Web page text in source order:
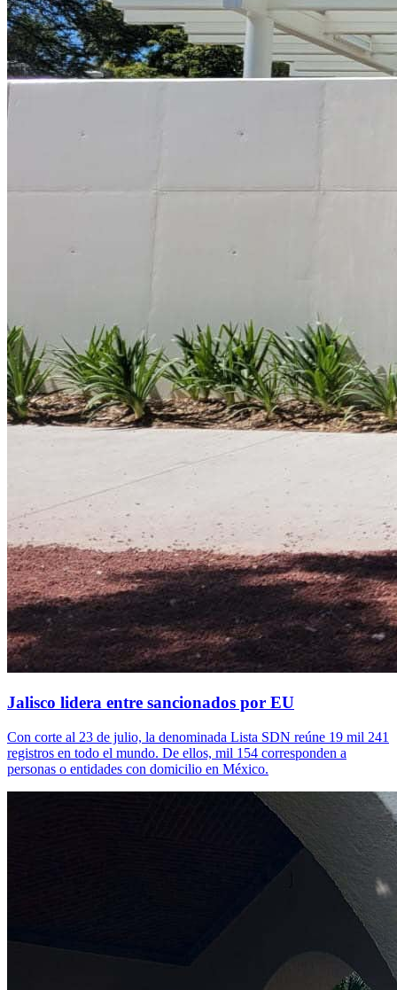
Jalisco lidera entre sancionados por EU
Con corte al 23 de julio, la denominada Lista SDN reúne 19 mil 241
registros en todo el mundo. De ellos, mil 154 corresponden a
personas o entidades con domicilio en México.